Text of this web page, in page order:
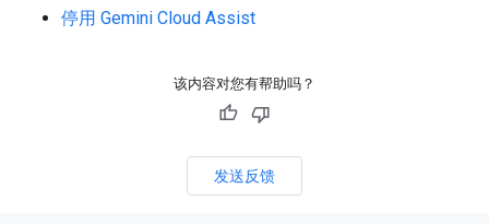
停用 Gemini Cloud Assist
该内容对您有帮助吗？
发送反馈